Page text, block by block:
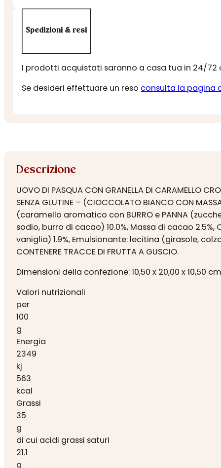
Spedizioni & resi
I prodotti acquistati saranno a casa tua in 24/72
Se desideri effettuare un reso consulta la pagina
Descrizione
UOVO DI PASQUA CON GRANELLA DI CARAMELLO
SENZA GLUTINE – (CIOCCOLATO BIANCO CON
(caramello aromatico con BURRO e PANNA
sodio, burro di cacao) 10.0%, Massa di cacao
vaniglia) 1.9%, Emulsionante: lecitina (girasole,
CONTENERE TRACCE DI FRUTTA A GUSCIO.
Dimensioni della confezione: 10,50 x 20,00 x 10,50 cm
Valori nutrizionali
per
100
g
Energia
2349
kj
563
kcal
Grassi
35
g
di cui acidi grassi saturi
21.1
g